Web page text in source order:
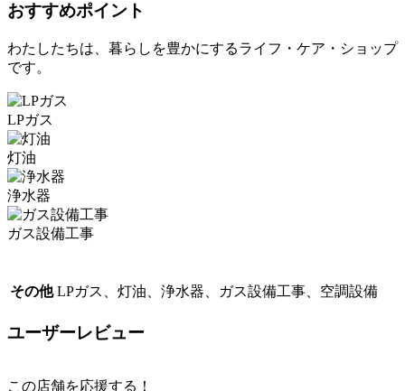
おすすめポイント
わたしたちは、暮らしを豊かにするライフ・ケア・ショップ
です。
LPガス
灯油
浄水器
ガス設備工事
その他 LPガス、灯油、浄水器、ガス設備工事、空調設備
ユーザーレビュー
この店舗を応援する！